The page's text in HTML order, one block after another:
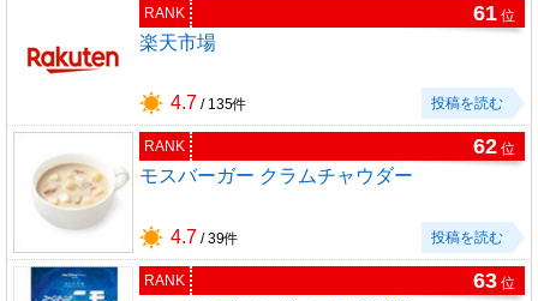
RANK 61 位
楽天市場
4.7 / 135件 投稿を読む
RANK 62 位
モスバーガー クラムチャウダー
4.7 / 39件 投稿を読む
RANK 63 位